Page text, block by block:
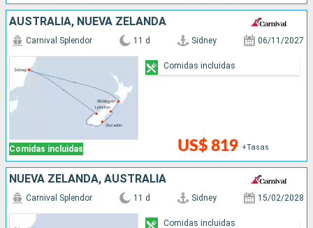
AUSTRALIA, NUEVA ZELANDA
Comidas incluidas
Carnival Splendor 11 d Sidney 06/11/2027
US$ 819 +Tasas
Comidas incluidas
NUEVA ZELANDA, AUSTRALIA
Carnival Splendor 11 d Sidney 15/02/2028
Comidas incluidas